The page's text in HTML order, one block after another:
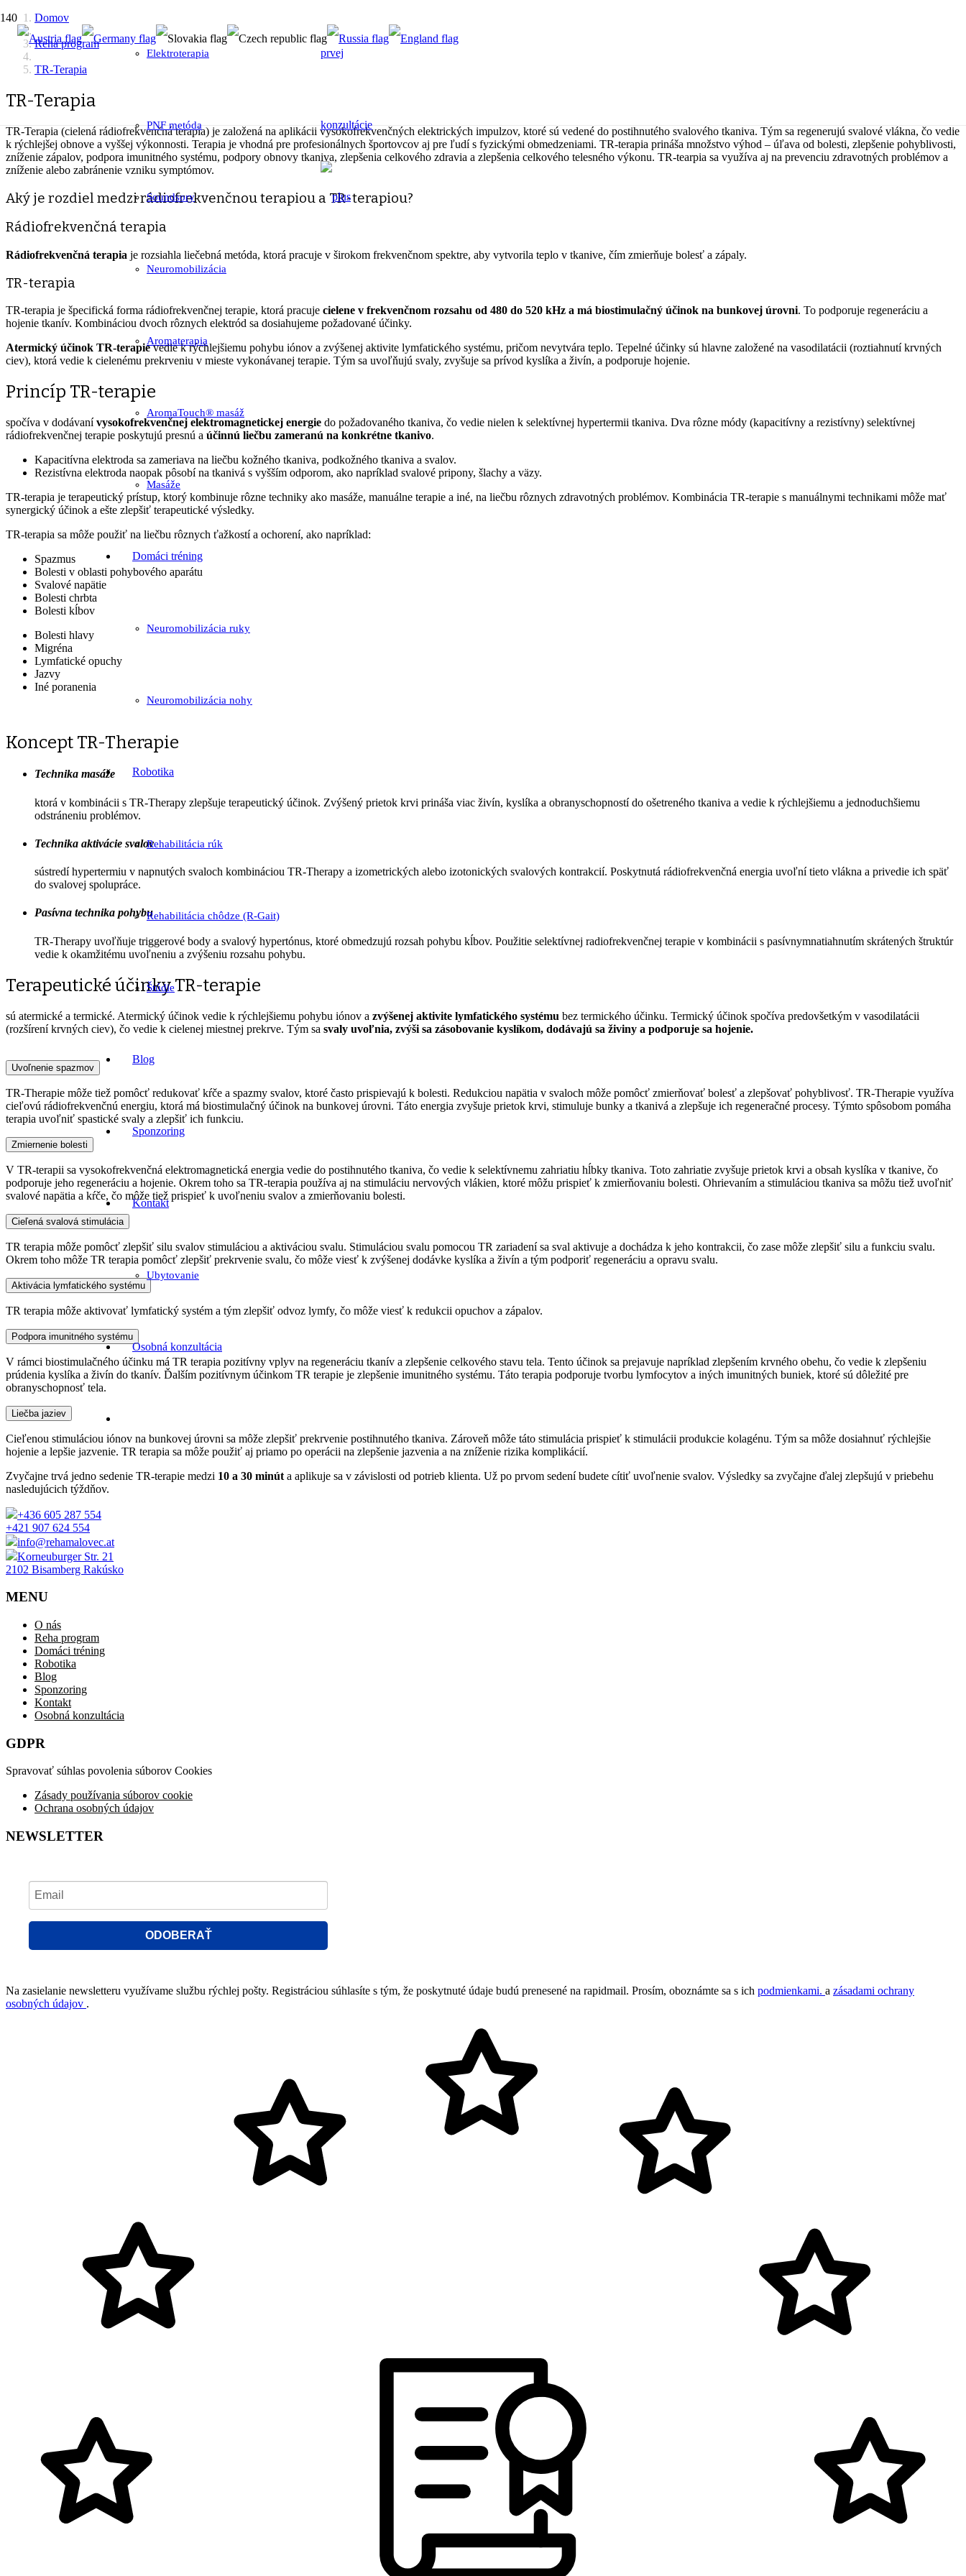
Elektroterapia
PNF metóda
Soundsory
Neuromobilizácia
Aromaterapia
AromaTouch® masáž
Masáže
Domáci tréning
Neuromobilizácia ruky
Neuromobilizácia nohy
Robotika
Rehabilitácia rúk
Rehabilitácia chôdze (R-Gait)
Štúdie
Blog
Sponzoring
Kontakt
Ubytovanie
Osobná konzultácia
prvej
konzultácie
Domov
Reha program
TR-Terapia
TR-Terapia
TR-Terapia (cielená rádiofrekvenčná terapia) je založená na aplikácii vysokofrekvenčných elektrických impulzov, ktoré sú vedené do postihnutého svalového tkaniva. Tým sa regenerujú svalové vlákna, čo vedie
k rýchlejšej obnove a vyššej výkonnosti. Terapia je vhodná pre profesionálnych športovcov aj pre ľudí s fyzickými obmedzeniami. TR-terapia prináša množstvo výhod – úľava od bolesti, zlepšenie pohyblivosti,
zníženie zápalov, podpora imunitného systému, podpory obnovy tkaniva, zlepšenia celkového zdravia a zlepšenia celkového telesného výkonu. TR-tearpia sa využíva aj na prevenciu zdravotných problémov a
zníženie alebo zabránenie vzniku symptómov.
Aký je rozdiel medzi rádiofrekvenčnou terapiou a TR-terapiou?
Rádiofrekvenčná terapia
Rádiofrekvenčná terapia je rozsiahla liečebná metóda, ktorá pracuje v širokom frekvenčnom spektre, aby vytvorila teplo v tkanive, čím zmierňuje bolesť a zápaly.
TR-terapia
TR-terapia je špecifická forma rádiofrekvenčnej terapie, ktorá pracuje cielene v frekvenčnom rozsahu od 480 do 520 kHz a má biostimulačný účinok na bunkovej úrovni. To podporuje regeneráciu a
hojenie tkanív. Kombináciou dvoch rôznych elektród sa dosiahujeme požadované účinky.
Atermický účinok TR-terapievedie k rýchlejšiemu pohybu iónov a zvýšenej aktivite lymfatického systému, pričom nevytvára teplo. Tepelné účinky sú hlavne založené na vasodilatácii (roztiahnutí krvných
ciev), ktorá vedie k cielenému prekrveniu v mieste vykonávanej terapie. Tým sa uvoľňujú svaly, zvyšuje sa prívod kyslíka a živín, a podporuje hojenie.
Princíp TR-terapie
spočíva v dodávanívysokofrekvenčnej elektromagnetickej energie do požadovaného tkaniva, čo vedie nielen k selektívnej hypertermii tkaniva. Dva rôzne módy (kapacitívny a rezistívny) selektívnej
rádiofrekvenčnej terapie poskytujú presnú a účinnú liečbu zameranú na konkrétne tkanivo.
Kapacitívna elektroda sa zameriava na liečbu kožného tkaniva, podkožného tkaniva a svalov.
Rezistívna elektroda naopak pôsobí na tkanivá s vyšším odporom, ako napríklad svalové pripony, šlachy a väzy.
TR-terapia je terapeutický prístup, ktorý kombinuje rôzne techniky ako masáže, manuálne terapie a iné, na liečbu rôznych zdravotných problémov. Kombinácia TR-terapie s manuálnymi technikami môže mať
synergický účinok a ešte zlepšiť terapeutické výsledky.
TR-terapia sa môže použiť na liečbu rôznych ťažkostí a ochorení, ako napríklad:
Spazmus
Bolesti v oblasti pohybového aparátu
Svalové napätie
Bolesti chrbta
Bolesti kĺbov
Bolesti hlavy
Migréna
Lymfatické opuchy
Jazvy
Iné poranenia
Koncept TR-Therapie
Technika masáže
ktorá v kombinácii s TR-Therapy zlepšuje terapeutický účinok. Zvýšený prietok krvi prináša viac živín, kyslíka a obranyschopností do ošetreného tkaniva a vedie k rýchlejšiemu a jednoduchšiemu
odstráneniu problémov.
Technika aktivácie svalov
sústredí hypertermiu v napnutých svaloch kombináciou TR-Therapy a izometrických alebo izotonických svalových kontrakcií. Poskytnutá rádiofrekvenčná energia uvoľní tieto vlákna a privedie ich späť
do svalovej spolupráce.
Pasívna technika pohybu
TR-Therapy uvoľňuje triggerové body a svalový hypertónus, ktoré obmedzujú rozsah pohybu kĺbov. Použitie selektívnej radiofrekvenčnej terapie v kombinácii s pasívnymnatiahnutím skrátených štruktúr
vedie k okamžitému uvoľneniu a zvýšeniu rozsahu pohybu.
Terapeutické účinky TR-terapie
sú atermické a termické. Atermický účinok vedie k rýchlejšiemu pohybu iónov a zvýšenej aktivite lymfatického systému bez termického účinku. Termický účinok spočíva predovšetkým v vasodilatácii
(rozšírení krvných ciev), čo vedie k cielenej miestnej prekrve. Tým sa svaly uvoľnia, zvýši sa zásobovanie kyslíkom, dodávajú sa živiny a podporuje sa hojenie.
Uvoľnenie spazmov
TR-Therapie môže tiež pomôcť redukovať kŕče a spazmy svalov, ktoré často prispievajú k bolesti. Redukciou napätia v svaloch môže pomôcť zmierňovať bolesť a zlepšovať pohyblivosť. TR-Therapie využíva
cieľovú rádiofrekvenčnú energiu, ktorá má biostimulačný účinok na bunkovej úrovni. Táto energia zvyšuje prietok krvi, stimuluje bunky a tkanivá a zlepšuje ich regeneračné procesy. Týmto spôsobom pomáha
terapia uvoľniť spastické svaly a zlepšiť ich funkciu.
Zmiernenie bolesti
V TR-terapii sa vysokofrekvenčná elektromagnetická energia vedie do postihnutého tkaniva, čo vedie k selektívnemu zahriatiu hĺbky tkaniva. Toto zahriatie zvyšuje prietok krvi a obsah kyslíka v tkanive, čo
podporuje jeho regeneráciu a hojenie. Okrem toho sa TR-terapia používa aj na stimuláciu nervových vlákien, ktoré môžu prispieť k zmierňovaniu bolesti. Ohrievaním a stimuláciou tkaniva sa môžu tiež uvoľniť
svalové napätia a kŕče, čo môže tiež prispieť k uvoľneniu svalov a zmierňovaniu bolesti.
Cieľená svalová stimulácia
TR terapia môže pomôcť zlepšiť silu svalov stimuláciou a aktiváciou svalu. Stimuláciou svalu pomocou TR zariadení sa sval aktivuje a dochádza k jeho kontrakcii, čo zase môže zlepšiť silu a funkciu svalu.
Okrem toho môže TR terapia pomôcť zlepšiť prekrvenie svalu, čo môže viesť k zvýšenej dodávke kyslíka a živín a tým podporiť regeneráciu a opravu svalu.
Aktivácia lymfatického systému
TR terapia môže aktivovať lymfatický systém a tým zlepšiť odvoz lymfy, čo môže viesť k redukcii opuchov a zápalov.
Podpora imunitného systému
V rámci biostimulačného účinku má TR terapia pozitívny vplyv na regeneráciu tkanív a zlepšenie celkového stavu tela. Tento účinok sa prejavuje napríklad zlepšením krvného obehu, čo vedie k zlepšeniu
prúdenia kyslíka a živín do tkanív. Ďalším pozitívnym účinkom TR terapie je zlepšenie imunitného systému. Táto terapia podporuje tvorbu lymfocytov a iných imunitných buniek, ktoré sú dôležité pre
obranyschopnosť tela.
Liečba jaziev
Cieľenou stimuláciou iónov na bunkovej úrovni sa môže zlepšiť prekrvenie postihnutého tkaniva. Zároveň môže táto stimulácia prispieť k stimulácii produkcie kolagénu. Tým sa môže dosiahnuť rýchlejšie
hojenie a lepšie jazvenie. TR terapia sa môže použiť aj priamo po operácii na zlepšenie jazvenia a na zníženie rizika komplikácií.
Zvyčajne trvá jedno sedenie TR-terapie medzi 10 a 30 minút a aplikuje sa v závislosti od potrieb klienta. Už po prvom sedení budete cítiť uvoľnenie svalov. Výsledky sa zvyčajne ďalej zlepšujú v priebehu
nasledujúcich týždňov.
+436 605 287 554
+421 907 624 554
info@rehamalovec.at
Korneuburger Str. 21
2102 Bisamberg Rakúsko
MENU
O nás
Reha program
Domáci tréning
Robotika
Blog
Sponzoring
Kontakt
Osobná konzultácia
GDPR
Spravovať súhlas povolenia súborov Cookies
Zásady používania súborov cookie
Ochrana osobných údajov
NEWSLETTER
ODOBERAŤ
Na zasielanie newsletteru využívame službu rýchlej pošty. Registráciou súhlasíte s tým, že poskytnuté údaje budú prenesené na rapidmail. Prosím, oboznámte sa s ich podmienkami. a zásadami ochrany
osobných údajov .